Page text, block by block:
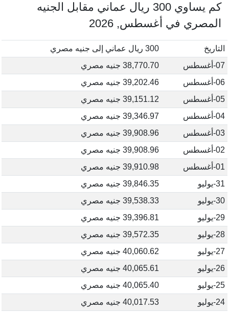
كم يساوي 300 ريال عماني مقابل الجنيه
المصري في أغسطس, 2026
التاريخ
300 ريال عماني إلى جنيه مصري
07-أغسطس
38,770.70 جنيه مصري
06-أغسطس
39,202.46 جنيه مصري
05-أغسطس
39,151.12 جنيه مصري
04-أغسطس
39,346.97 جنيه مصري
03-أغسطس
39,908.96 جنيه مصري
02-أغسطس
39,908.96 جنيه مصري
01-أغسطس
39,910.98 جنيه مصري
31-يوليو
39,846.35 جنيه مصري
30-يوليو
39,538.33 جنيه مصري
29-يوليو
39,396.81 جنيه مصري
28-يوليو
39,572.35 جنيه مصري
27-يوليو
40,060.62 جنيه مصري
26-يوليو
40,065.61 جنيه مصري
25-يوليو
40,065.40 جنيه مصري
24-يوليو
40,017.53 جنيه مصري